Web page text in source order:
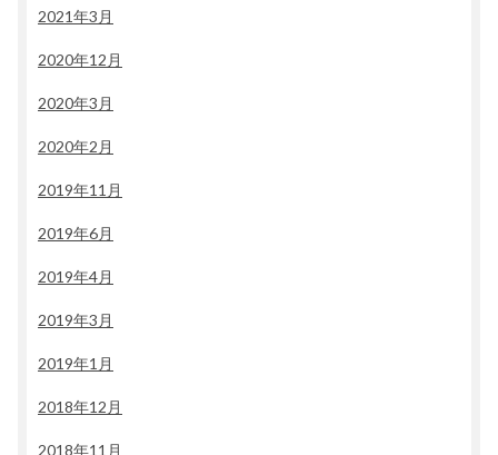
2021年3月
2020年12月
2020年3月
2020年2月
2019年11月
2019年6月
2019年4月
2019年3月
2019年1月
2018年12月
2018年11月